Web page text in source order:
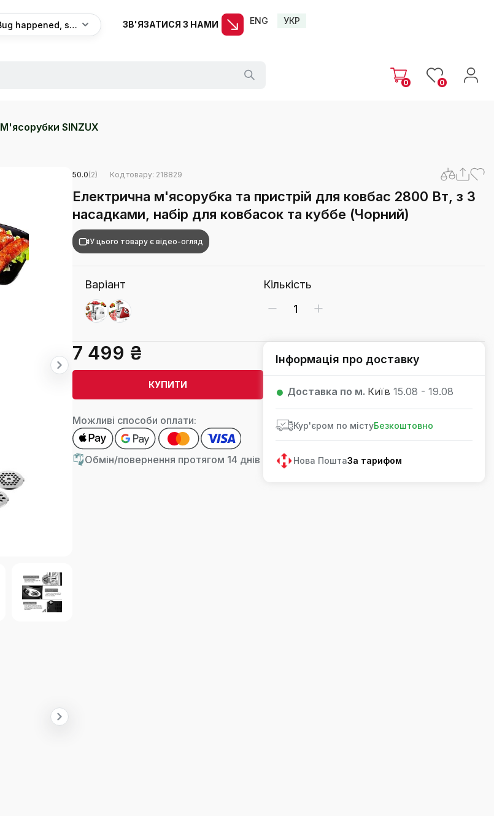
Bug happened, sorry ЗВ'ЯЗАТИСЯ З НАМИ ENG УКР
0 0
М'ясорубки SINZUX
50.0(2) Код товару: 218829
Електрична м'ясорубка та пристрій для ковбас 2800 Вт, з 3
насадками, набір для ковбасок та куббе (Чорний)
У цього товару є відео-огляд
Варіант Кількість
7 499 ₴
КУПИТИ
Можливі способи оплати:
Обмін/повернення протягом 14 днів
Інформація про доставку
Доставка по м. Київ 15.08 - 19.08
Кур'єром по містуБезкоштовно
Нова ПоштаЗа тарифом